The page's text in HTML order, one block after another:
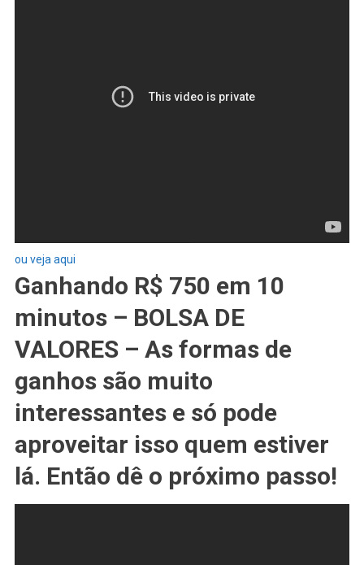
ou veja aqui
Ganhando R$ 750 em 10
minutos – BOLSA DE
VALORES – As formas de
ganhos são muito
interessantes e só pode
aproveitar isso quem estiver
lá. Então dê o próximo passo!